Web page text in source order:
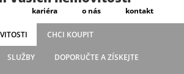
kariéra o nás kontakt
CHCI KOUPIT
SLUŽBY DOPORUČTE A ZÍSKEJTE